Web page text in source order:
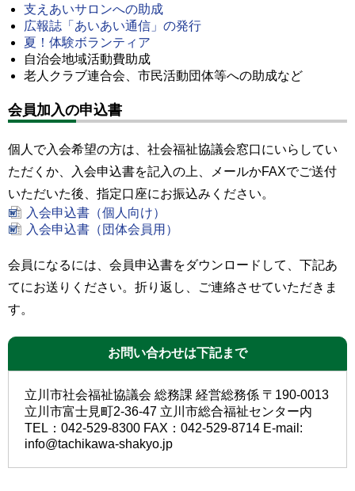
支えあいサロンへの助成
広報誌「あいあい通信」の発行
夏！体験ボランティア
自治会地域活動費助成
老人クラブ連合会、市民活動団体等への助成など
会員加入の申込書
個人で入会希望の方は、社会福祉協議会窓口にいらしてい
ただくか、入会申込書を記入の上、メールかFAXでご送付
いただいた後、指定口座にお振込みください。
入会申込書（個人向け）
入会申込書（団体会員用）
会員になるには、会員申込書をダウンロードして、下記あ
てにお送りください。折り返し、ご連絡させていただきま
す。
お問い合わせは下記まで
立川市社会福祉協議会 総務課 経営総務係 〒190-0013
立川市富士見町2-36-47 立川市総合福祉センター内
TEL：042-529-8300 FAX：042-529-8714 E-mail:
info@tachikawa-shakyo.jp